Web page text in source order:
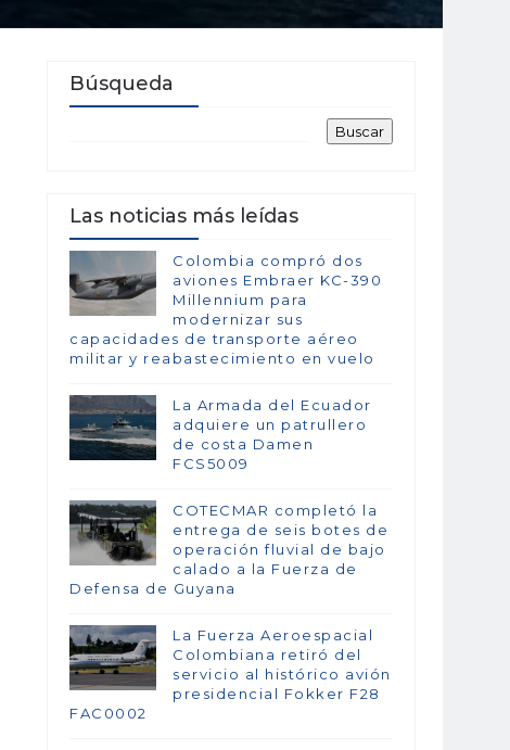
Búsqueda
Las noticias más leídas
Colombia compró dos
aviones Embraer KC-390
Millennium para
modernizar sus
capacidades de transporte aéreo
militar y reabastecimiento en vuelo
La Armada del Ecuador
adquiere un patrullero
de costa Damen
FCS5009
COTECMAR completó la
entrega de seis botes de
operación fluvial de bajo
calado a la Fuerza de
Defensa de Guyana
La Fuerza Aeroespacial
Colombiana retiró del
servicio al histórico avión
presidencial Fokker F28
FAC0002